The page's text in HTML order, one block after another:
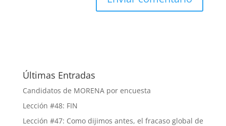
Últimas Entradas
Candidatos de MORENA por encuesta
Lección #48: FIN
Lección #47: Como dijimos antes, el fracaso global de